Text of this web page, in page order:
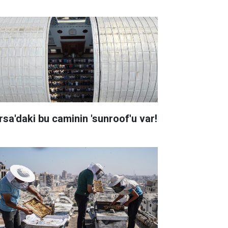
bu caminin 'sunroof'u var!